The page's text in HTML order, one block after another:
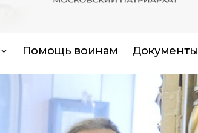
Помощь воинам Документы